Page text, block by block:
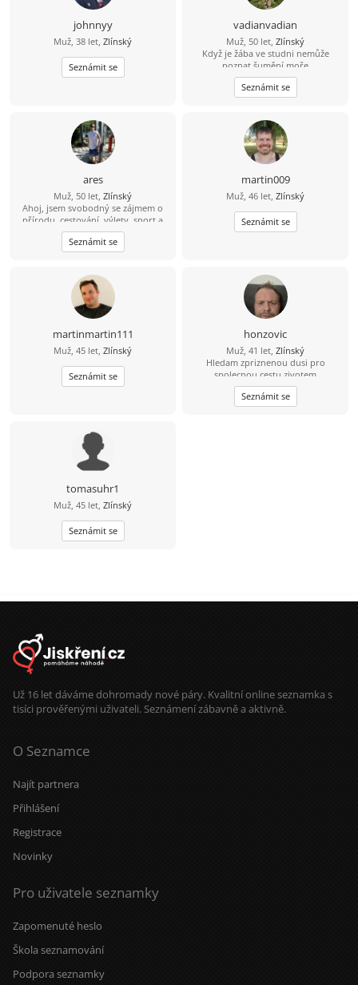
johnnyy
Muž, 38 let, Zlínský
Seznámit se
vadianvadian
Muž, 50 let, Zlínský
Když je žába ve studni nemůže
poznat šumění moře
Seznámit se
ares
Muž, 50 let, Zlínský
Ahoj, jsem svobodný se zájmem o
přírodu, cestování, výlety, sport a
rád bych poznal fajn holku do
pohody i nepohody...
Seznámit se
martin009
Muž, 46 let, Zlínský
Seznámit se
martinmartin111
Muž, 45 let, Zlínský
Seznámit se
honzovic
Muž, 41 let, Zlínský
Hledam zpriznenou dusi pro
spolecnou cestu zivotem
Seznámit se
tomasuhr1
Muž, 45 let, Zlínský
Seznámit se
Už 16 let dáváme dohromady nové páry. Kvalitní online seznamka s
tisíci prověřenými uživateli. Seznámení zábavně a aktivně.
O Seznamce
Najít partnera
Přihlášení
Registrace
Novinky
Pro uživatele seznamky
Zapomenuté heslo
Škola seznamování
Podpora seznamky